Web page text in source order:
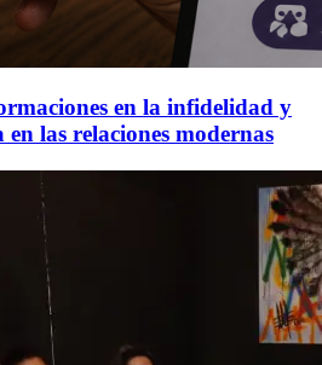
en la infidelidad y
en las relaciones modernas